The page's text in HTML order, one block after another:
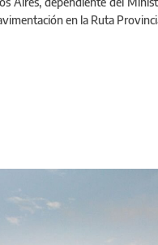
en la Ruta